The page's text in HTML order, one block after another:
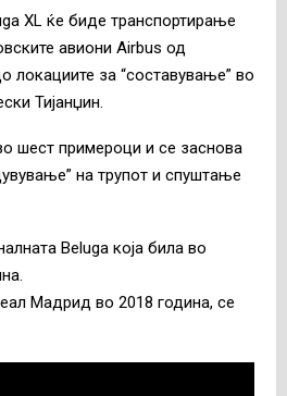
XL ќе биде транспортирање
авиони Airbus од
локациите за “составување” во
Тијанџин.
шест примероци и се заснова
на трупот и спуштање
Beluga која била во
Мадрид во 2018 година, се